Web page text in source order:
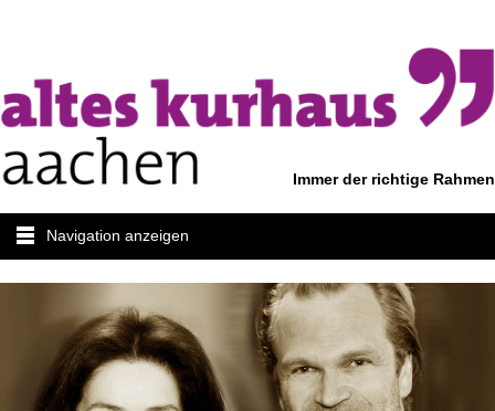
Immer der richtige Rahmen
Navigation anzeigen